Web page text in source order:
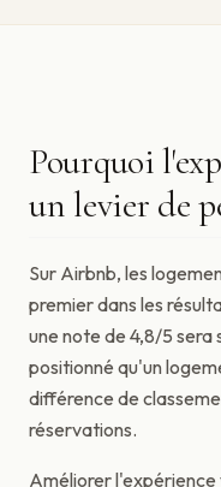
Pourquoi
un levier de
Sur Airbnb, les
premier dans les
une note de 4,8/5
positionné qu'un
différence de
réservations.
Améliorer l'expérience